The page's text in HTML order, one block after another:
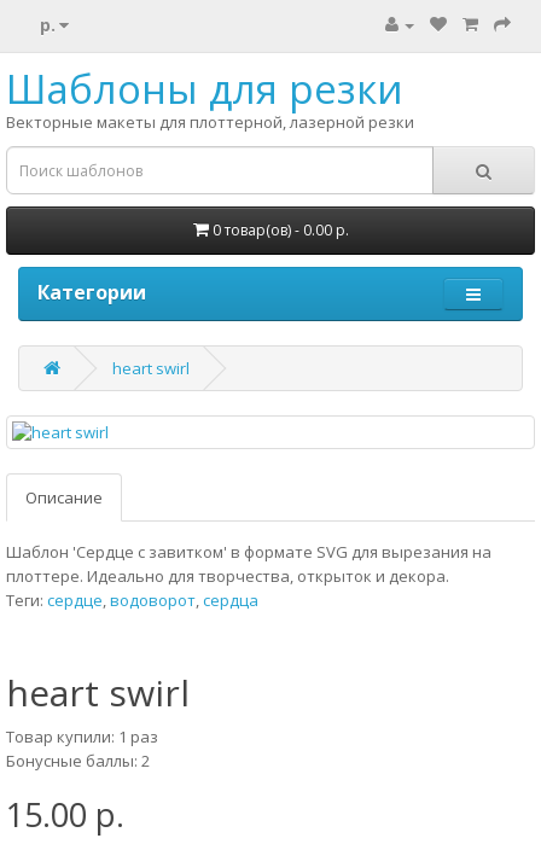
р.
Шаблоны для резки
Векторные макеты для плоттерной, лазерной резки
0 товар(ов) - 0.00 р.
Категории
heart swirl
Описание
Шаблон 'Сердце с завитком' в формате SVG для вырезания на
плоттере. Идеально для творчества, открыток и декора.
Теги: сердце,водоворот,сердца
heart swirl
Товар купили: 1 раз
Бонусные баллы: 2
15.00 р.